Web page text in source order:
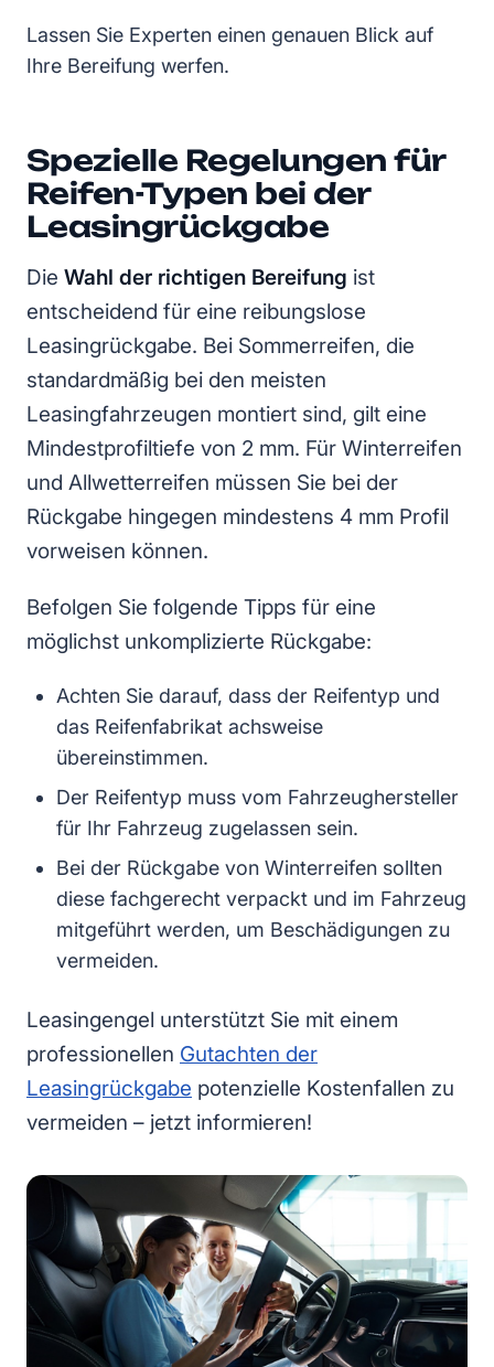
Lassen Sie Experten einen genauen Blick auf
Ihre Bereifung werfen.
Spezielle Regelungen für
Reifen-Typen bei der
Leasingrückgabe
Die Wahl der richtigen Bereifung ist
entscheidend für eine reibungslose
Leasingrückgabe. Bei Sommerreifen, die
standardmäßig bei den meisten
Leasingfahrzeugen montiert sind, gilt eine
Mindestprofiltiefe von 2 mm. Für Winterreifen
und Allwetterreifen müssen Sie bei der
Rückgabe hingegen mindestens 4 mm Profil
vorweisen können.
Befolgen Sie folgende Tipps für eine
möglichst unkomplizierte Rückgabe:
Achten Sie darauf, dass der Reifentyp und
das Reifenfabrikat achsweise
übereinstimmen.
Der Reifentyp muss vom Fahrzeughersteller
für Ihr Fahrzeug zugelassen sein.
Bei der Rückgabe von Winterreifen sollten
diese fachgerecht verpackt und im Fahrzeug
mitgeführt werden, um Beschädigungen zu
vermeiden.
Leasingengel unterstützt Sie mit einem
professionellen Gutachten der
Leasingrückgabe potenzielle Kostenfallen zu
vermeiden – jetzt informieren!